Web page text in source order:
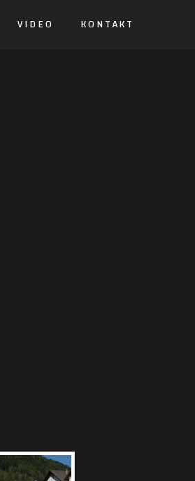
VIDEO KONTAKT